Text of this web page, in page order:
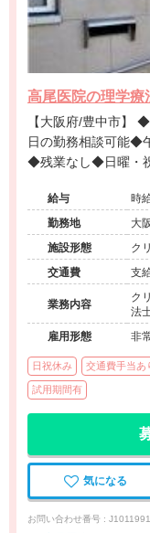
高尾医院の理学療
【大阪府/豊中市】 ◆時給2,000円から2,500円◆週2日から3
日の勤務相談可能◆
◆残業なし◆日曜・
給与
勤務地
大
施設形態
ク
護
交通費 支
業務内容
ク
法
雇用形態
非
日祝休み 交通費手当あ
試用期間有
気になる
お問い合わせ番号 :